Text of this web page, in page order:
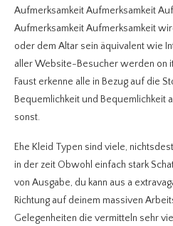
Aufmerksamkeit Aufmerksamkeit
Aufmerksamkeit Aufmerksamkeit
oder dem Altar sein äquivalent wie
aller Website-Besucher werden on
Faust erkenne alle in Bezug auf die
Bequemlichkeit und Bequemlichkeit
sonst.
Ehe Kleid Typen sind viele,
in der zeit Obwohl einfach stark
von Ausgabe, du kann aus a
Richtung auf deinem massiven
Gelegenheiten die vermitteln sehr